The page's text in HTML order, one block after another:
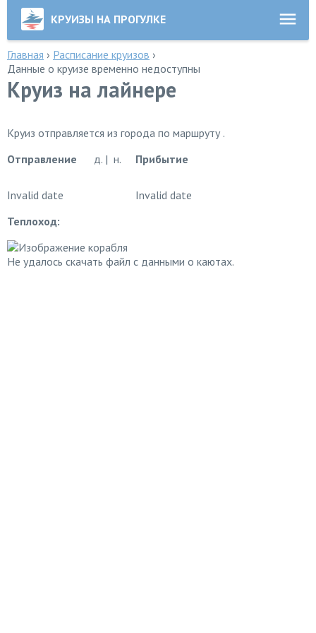
КРУИЗЫ НА ПРОГУЛКЕ
Главная › Расписание круизов ›
Данные о круизе временно недоступны
Круиз на лайнере
Круиз отправляется из города по маршруту .
Отправление
Invalid date
д. | н. Прибытие
Invalid date
Теплоход:
Не удалось скачать файл с данными о каютах.